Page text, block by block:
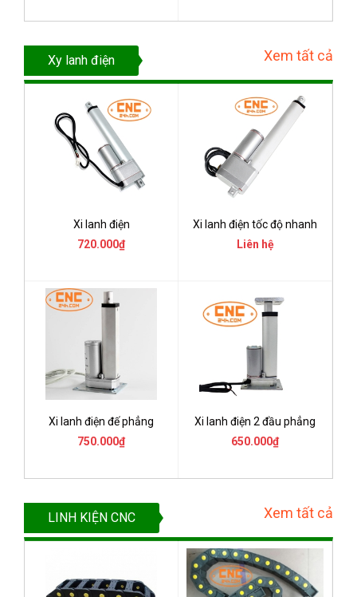
Xy lanh điện Xem tất cả
Xi lanh điện
720.000₫
Xi lanh điện tốc độ nhanh
Liên hệ
Xi lanh điện đế phẳng
750.000₫
Xi lanh điện 2 đầu phẳng
650.000₫
LINH KIỆN CNC Xem tất cả